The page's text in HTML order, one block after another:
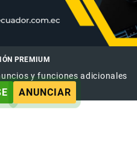
PREMIUM
y funciones adicionales
ANUNCIAR